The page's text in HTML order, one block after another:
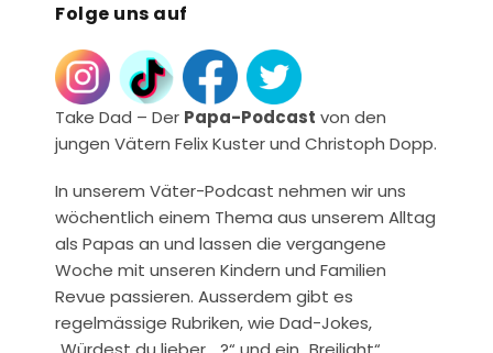
Folge uns auf
Take Dad – Der Papa-Podcast von den
jungen Vätern Felix Kuster und Christoph Dopp.
In unserem Väter-Podcast nehmen wir uns
wöchentlich einem Thema aus unserem Alltag
als Papas an und lassen die vergangene
Woche mit unseren Kindern und Familien
Revue passieren. Ausserdem gibt es
regelmässige Rubriken, wie Dad-Jokes,